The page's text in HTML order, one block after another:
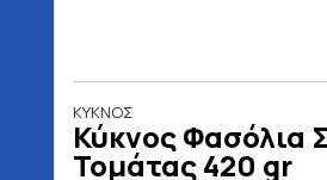
ΚΥΚΝΟΣ
Κύκνος Φασόλια
Τομάτας 420 gr